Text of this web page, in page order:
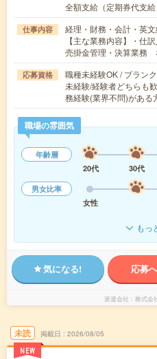
全額支給（定期券代支給
仕事内容
経理・財務・会計・英
【主な業務内容】・仕
売掛金管理・決算業務
応募資格
職種未経験OK / ブラン
未経験/経験者どちらも
務経験(業界不問)があ
職場の雰囲気
年齢層
20代
30代
男女比率
女性
もっ
気になる! 応募
派遣会社 株式会
未読
NEW
掲載日 2026/08/05